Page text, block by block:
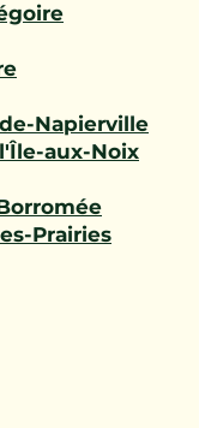
Napierville
aux-Noix
Prairies